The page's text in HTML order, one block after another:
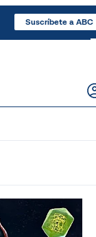
Suscríbete a ABC